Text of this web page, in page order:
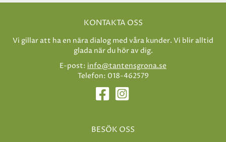
KONTAKTA OSS
Vi gillar att ha en nära dialog med våra kunder. Vi blir alltid
glada när du hör av dig.
E-post: info@tantensgrona.se
Telefon: 018-462579
BESÖK OSS